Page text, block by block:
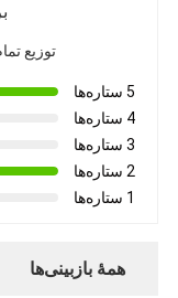
توزیع
5 ستاره‌ها
4 ستاره‌ها
3 ستاره‌ها
2 ستاره‌ها
1 ستاره‌ها
همهٔ بازبینی‌ها